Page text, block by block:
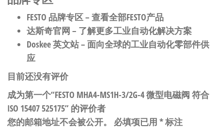
FESTO 品牌专区– 查看全部FESTO产品
达斯奇官网 – 了解更多工业自动化解决方案
Doskee 英文站– 面向全球的工业自动化零部件供
应
目前还没有评价
成为第一个“FESTO MHA4-MS1H-3/2G-4 微型电磁阀 符合
ISO 15407 525175” 的评价者
您的邮箱地址不会被公开。
必填项已用 *标注